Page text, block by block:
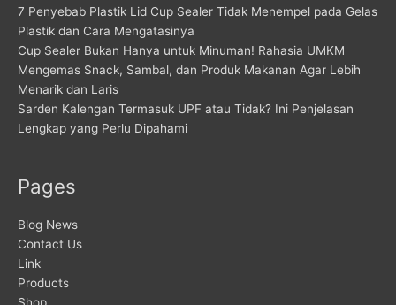
7 Penyebab Plastik Lid Cup Sealer Tidak Menempel pada Gelas
Plastik dan Cara Mengatasinya
Cup Sealer Bukan Hanya untuk Minuman! Rahasia UMKM
Mengemas Snack, Sambal, dan Produk Makanan Agar Lebih
Menarik dan Laris
Sarden Kalengan Termasuk UPF atau Tidak? Ini Penjelasan
Lengkap yang Perlu Dipahami
Pages
Blog News
Contact Us
Link
Products
Shop